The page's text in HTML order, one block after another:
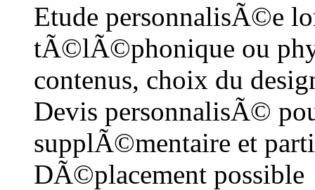
Etude personnalisÃ©e
tÃ©lÃ©phonique ou
contenus, choix du
Devis personnalisÃ©
supplÃ©mentaire et
DÃ©placement possible